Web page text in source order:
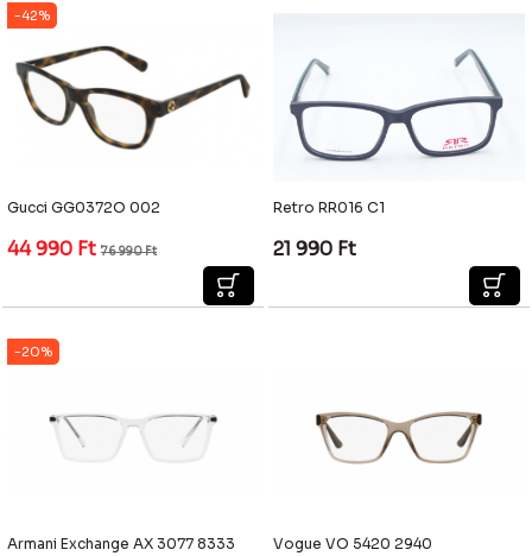
-42%
Gucci GG0372O 002
44 990 Ft 76 990Ft
Retro RR016 C1
21 990 Ft
-20%
Armani Exchange AX 3077 8333 Vogue VO 5420 2940